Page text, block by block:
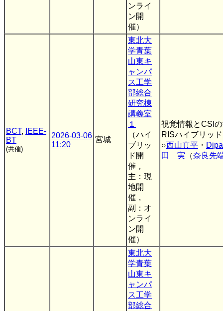
ンライ
ン開
催）
BCT,
IEEE-
BT
(共催)
2026-03-06
11:20
宮城
東北大
学青葉
山東キ
ャンパ
ス工学
部総合
研究棟
講義室
１
（ハイ
ブリッ
ド開
催，
主：現
地開
催，
副：オ
ンライ
ン開
催）
視覚情報とCSI
RISハイブリッ
○西山真平 ・
田 実 （奈良先
東北大
学青葉
山東キ
ャンパ
ス工学
部総合